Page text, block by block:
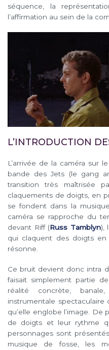
séquence, la
l’affirmation au sein de la
L’INTRODUCTION
L’arrivée de la caméra sur
bande des Jets (le gang
transition très maîtrisée
claquements de doigts, en
se fondent dans la
caméra se rapproche du
devant Riff (Russ Tamblyn),
qui claquent des doigts
résonne.
Ce bruit devient donc intra
faisait simplement partie
réalité concrète,
instrumentale
qu’elle englobe l’image. De
de doigts et leur rythme
personnages sont
musique de fosse, les